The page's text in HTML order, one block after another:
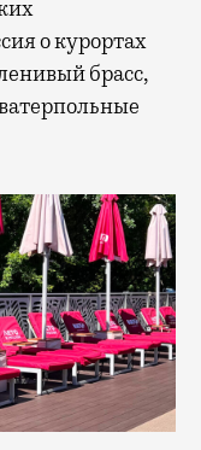
о курортах
брасс,